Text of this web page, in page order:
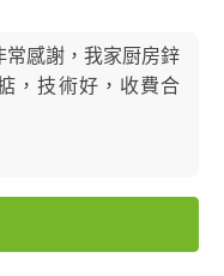
常感謝，我家厨房鋅
，技術好，收費合